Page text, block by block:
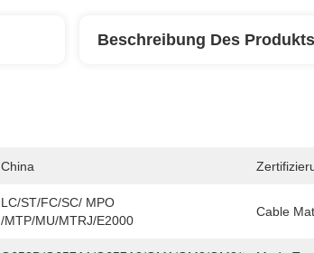
Beschreibung Des Produkts
China
LC/ST/FC/SC/ MPO
/MTP/MU/MTRJ/E2000
Cable